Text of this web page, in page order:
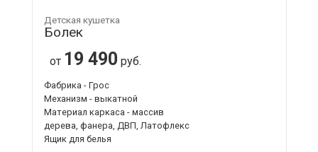
Детская кушетка
Болек
от 19 490 руб.
Фабрика - Грос
Механизм - выкатной
Материал каркаса - массив
дерева, фанера, ДВП, Латофлекс
Ящик для белья